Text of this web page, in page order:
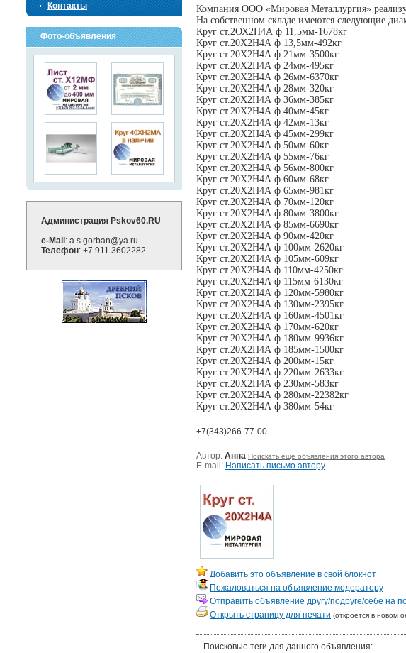
Компания ООО «Мировая Металлургия»
На собственном складе имеются следующие
Круг ст.2ОХ2Н4А ф 11,5мм-1678кг
Круг ст.20Х2Н4А ф 13,5мм-492кг
Круг ст.20Х2Н4А ф 21мм-3500кг
Круг ст.20Х2Н4А ф 24мм-495кг
Круг ст.20Х2Н4А ф 26мм-6370кг
Круг ст.20Х2Н4А ф 28мм-320кг
Круг ст.20Х2Н4А ф 36мм-385кг
Круг ст.20Х2Н4А ф 40мм-45кг
Круг ст.20Х2Н4А ф 42мм-13кг
Круг ст.20Х2Н4А ф 45мм-299кг
Круг ст.20Х2Н4А ф 50мм-60кг
Круг ст.20Х2Н4А ф 55мм-76кг
Круг ст.20Х2Н4А ф 56мм-800кг
Круг ст.20Х2Н4А ф 60мм-68кг
Круг ст.20Х2Н4А ф 65мм-981кг
Круг ст.20Х2Н4А ф 70мм-120кг
Круг ст.20Х2Н4А ф 80мм-3800кг
Круг ст.20Х2Н4А ф 85мм-6690кг
Круг ст.20Х2Н4А ф 90мм-420кг
Круг ст.20Х2Н4А ф 100мм-2620кг
Круг ст.20Х2Н4А ф 105мм-609кг
Круг ст.20Х2Н4А ф 110мм-4250кг
Круг ст.20Х2Н4А ф 115мм-6130кг
Круг ст.20Х2Н4А ф 120мм-5980кг
Круг ст.20Х2Н4А ф 130мм-2395кг
Круг ст.20Х2Н4А ф 160мм-4501кг
Круг ст.20Х2Н4А ф 170мм-620кг
Круг ст.20Х2Н4А ф 180мм-9936кг
Круг ст.20Х2Н4А ф 185мм-1500кг
Круг ст.20Х2Н4А ф 200мм-15кг
Круг ст.20Х2Н4А ф 220мм-2633кг
Круг ст.20Х2Н4А ф 230мм-583кг
Круг ст.20Х2Н4А ф 280мм-22382кг
Круг ст.20Х2Н4А ф 380мм-54кг
+7(343)266-77-00
Автор: Анна Поискать ещё объявления этого автора
E-mail: Написать письмо автору
Добавить это объявление в свой блокнот
Пожаловаться на объявление модератору
Отправить объявление другу/подруге/себе на
Открыть страницу для печати (откроется в новом
Поисковые теги для данного объявления:
Контакты
Фото-объявления
Администрация Pskov60.RU
e-Mail : a.s.gorban@ya.ru
Телефон: +7 911 3602282